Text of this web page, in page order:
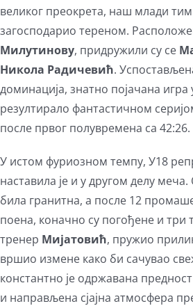
великог преокрета, наш млади тим
загосподарио тереном.
Милутинову, придружили су се
Никола Радичевић.
доминација, знатно појачана
резултирало фантастичном
после првог полувремена са 42:26.
У истом фуриозном темпу, У18
наставила је и у другом делу
била гранитна, а после 12
поена, коначно су погођене и три
тренер Мијатовић, пружио
вршио измене како би сачувао
константно је одржавана
и направљена сјајна атмосфера